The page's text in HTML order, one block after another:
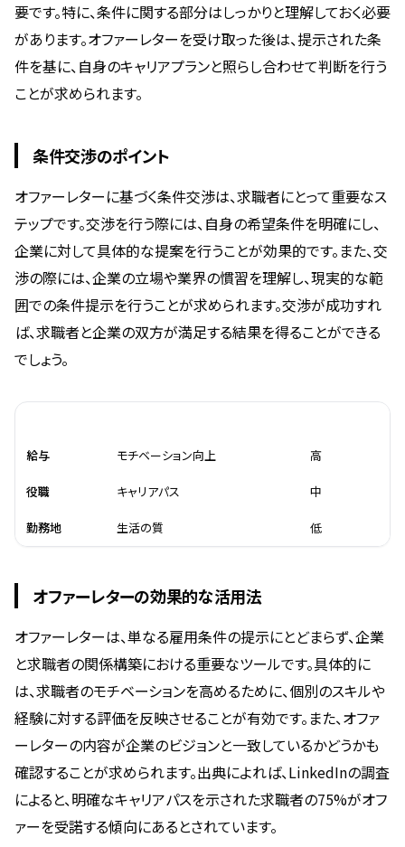
要です。特に、条件に関する部分はしっかりと理解しておく必要
があります。オファーレターを受け取った後は、提示された条
件を基に、自身のキャリアプランと照らし合わせて判断を行う
ことが求められます。
条件交渉のポイント
オファーレターに基づく条件交渉は、求職者にとって重要なス
テップです。交渉を行う際には、自身の希望条件を明確にし、
企業に対して具体的な提案を行うことが効果的です。また、交
渉の際には、企業の立場や業界の慣習を理解し、現実的な範
囲での条件提示を行うことが求められます。交渉が成功すれ
ば、求職者と企業の双方が満足する結果を得ることができる
でしょう。
給与 モチベーション向上 高
役職 キャリアパス 中
勤務地 生活の質 低
オファーレターの効果的な活用法
オファーレターは、単なる雇用条件の提示にとどまらず、企業
と求職者の関係構築における重要なツールです。具体的に
は、求職者のモチベーションを高めるために、個別のスキルや
経験に対する評価を反映させることが有効です。また、オファ
ーレターの内容が企業のビジョンと一致しているかどうかも
確認することが求められます。出典によれば、LinkedInの調査
によると、明確なキャリアパスを示された求職者の75%がオフ
ァーを受諾する傾向にあるとされています。